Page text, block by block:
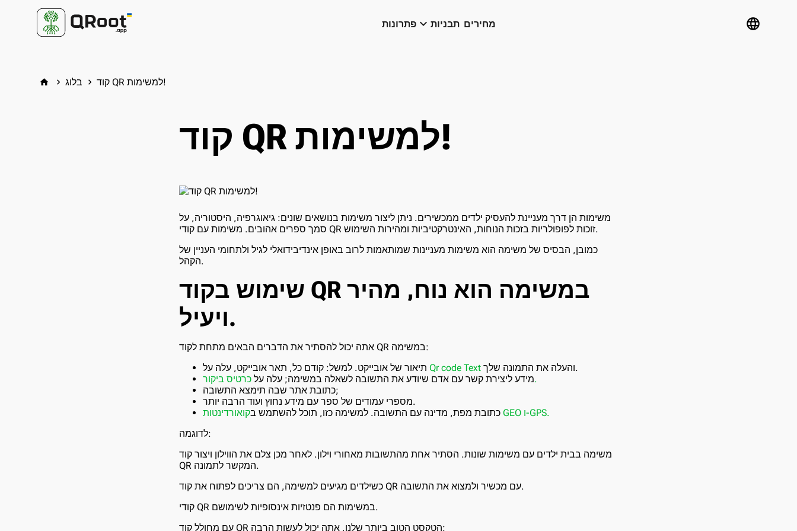
פתרונות keyboard_arrow_down תבניות מחירים language
home keyboard_arrow_right בלוג keyboard_arrow_right קוד QR למשימות!
קוד QR למשימות!
משימות הן דרך מעניינת להעסיק ילדים ממכשירים. ניתן ליצור משימות בנושאים שונים: גיאוגרפיה, היסטוריה, על
סמך ספרים אהובים. משימות עם קודי QR זוכות לפופולריות בזכות הנוחות, האינטרקטיביות ומהירות השימוש.
כמובן, הבסיס של משימה הוא משימות מעניינות שמותאמות לרוב באופן אינדיבידואלי לגיל ולתחומי העניין של
הקהל.
שימוש בקוד QR במשימה הוא נוח, מהיר
ויעיל.
אתה יכול להסתיר את הדברים הבאים מתחת לקוד QR במשימה:
Qr code Text
והעלה את התמונה שלך.
מידע ליצירת קשר עם אדם שיודע את התשובה לשאלה במשימה; עלה עלכרטיס ביקור.
כתובת אתר שבה תימצא התשובה;
מספרי עמודים של ספר עם מידע נחוץ ועוד הרבה יותר.
כתובת מפת, מדינה עם התשובה. למשימה כזו, תוכל להשתמש ב
קואורדינטות GEO ו-GPS.
לדוגמה:
משימה בבית ילדים עם משימות שונות. הסתיר אחת מהתשובות מאחורי וילון. לאחר מכן צלם את הווילון ויצור קוד
QR המקשר לתמונה.
כשילדים מגיעים למשימה, הם צריכים לפתוח את קוד QR עם מכשיר ולמצוא את התשובה.
קודי QR במשימות הם פנטזיות אינסופיות לשימושם.
עם מחולל קוד QR הטקסט הטוב ביותר שלנו, אתה יכול לעשות הרבה: